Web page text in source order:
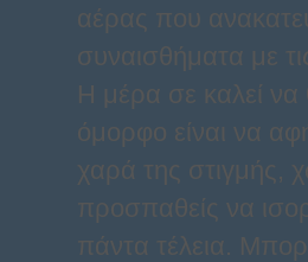
αέρας που
συναισθήματα με
Η μέρα σε καλεί
όμορφο είναι να
χαρά της στιγμής,
προσπαθείς να
πάντα τέλεια.